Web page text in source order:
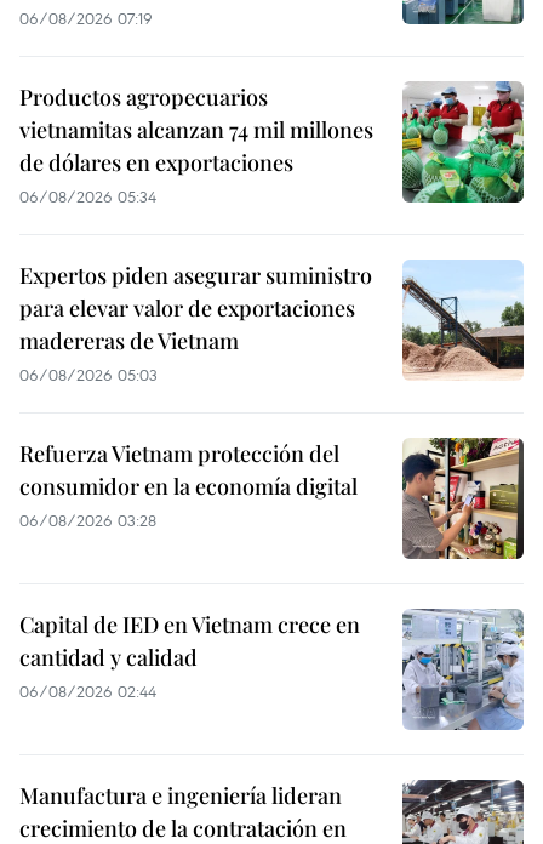
06/08/2026 07:19
Productos agropecuarios
vietnamitas alcanzan 74 mil millones
de dólares en exportaciones
06/08/2026 05:34
Expertos piden asegurar suministro
para elevar valor de exportaciones
madereras de Vietnam
06/08/2026 05:03
Refuerza Vietnam protección del
consumidor en la economía digital
06/08/2026 03:28
Capital de IED en Vietnam crece en
cantidad y calidad
06/08/2026 02:44
Manufactura e ingeniería lideran
crecimiento de la contratación en